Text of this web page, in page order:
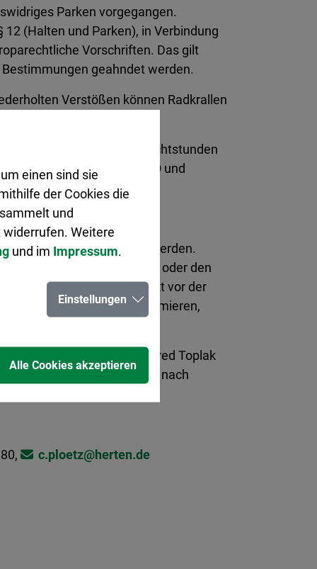
Parken vorgegangen.
(Halten und Parken), in Verbindung
Vorschriften. Das gilt
geahndet werden.
Verstößen können Radkrallen
möglich. In den Nachtstunden
auf Grundlage der StVO und
eingesetzt werden.
Entsorgung oder den
„Wir haben großen Respekt vor der
Ansatz ist klar: erst informieren,
Bürgermeister Fred Toplak
Stadt wird die Maßnahmen nach
c.ploetz@​herten.de
einen sind sie
der Cookies die
und
Weitere
und im Impressum.
Einstellungen
Alle Cookies akzeptieren